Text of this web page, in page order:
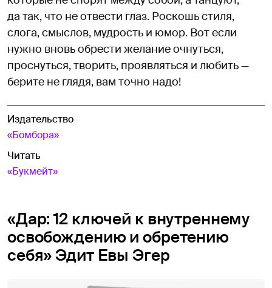
да так, что не отвести глаз. Роскошь стиля,
слога, смыслов, мудрость и юмор. Вот если
нужно вновь обрести желание очнуться,
проснуться, творить, проявляться и любить —
берите не глядя, вам точно надо!
Издательство
«Бомбора»
Читать
«Букмейт»
«Дар: 12 ключей к внутреннему
освобождению и обретению
себя» Эдит Евы Эгер